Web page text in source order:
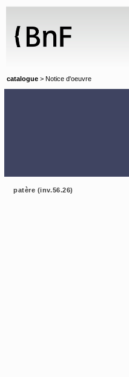
catalogue > Notice d'oeuvre
patère (inv.56.26)